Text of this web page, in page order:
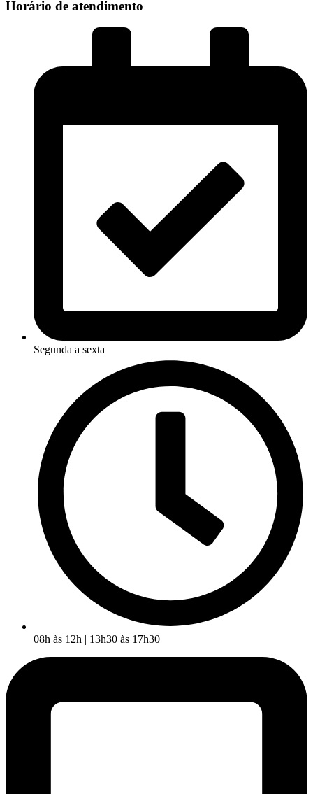
Horário de atendimento
Segunda a sexta
08h às 12h | 13h30 às 17h30